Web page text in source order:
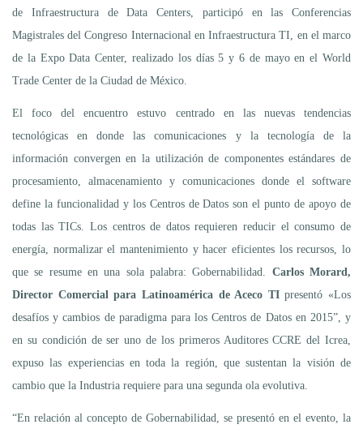
de Infraestructura de Data Centers, participó en las Conferencias
Magistrales del Congreso Internacional en Infraestructura TI, en el marco
de la Expo Data Center, realizado los días 5 y 6 de mayo en el World
Trade Center de la Ciudad de México.
El foco del encuentro estuvo centrado en las nuevas tendencias
tecnológicas en donde las comunicaciones y la tecnología de la
información convergen en la utilización de componentes estándares de
procesamiento, almacenamiento y comunicaciones donde el software
define la funcionalidad y los Centros de Datos son el punto de apoyo de
todas las TICs. Los centros de datos requieren reducir el consumo de
energía, normalizar el mantenimiento y hacer eficientes los recursos, lo
que se resume en una sola palabra: Gobernabilidad.
Carlos Morard,
Director Comercial para Latinoamérica de Aceco TIpresentó «Los
desafíos y cambios de paradigma para los Centros de Datos en 2015”, y
en su condición de ser uno de los primeros Auditores CCRE del Icrea,
expuso las experiencias en toda la región, que sustentan la visión de
cambio que la Industria requiere para una segunda ola evolutiva.
“En relación al concepto de Gobernabilidad, se presentó en el evento, la